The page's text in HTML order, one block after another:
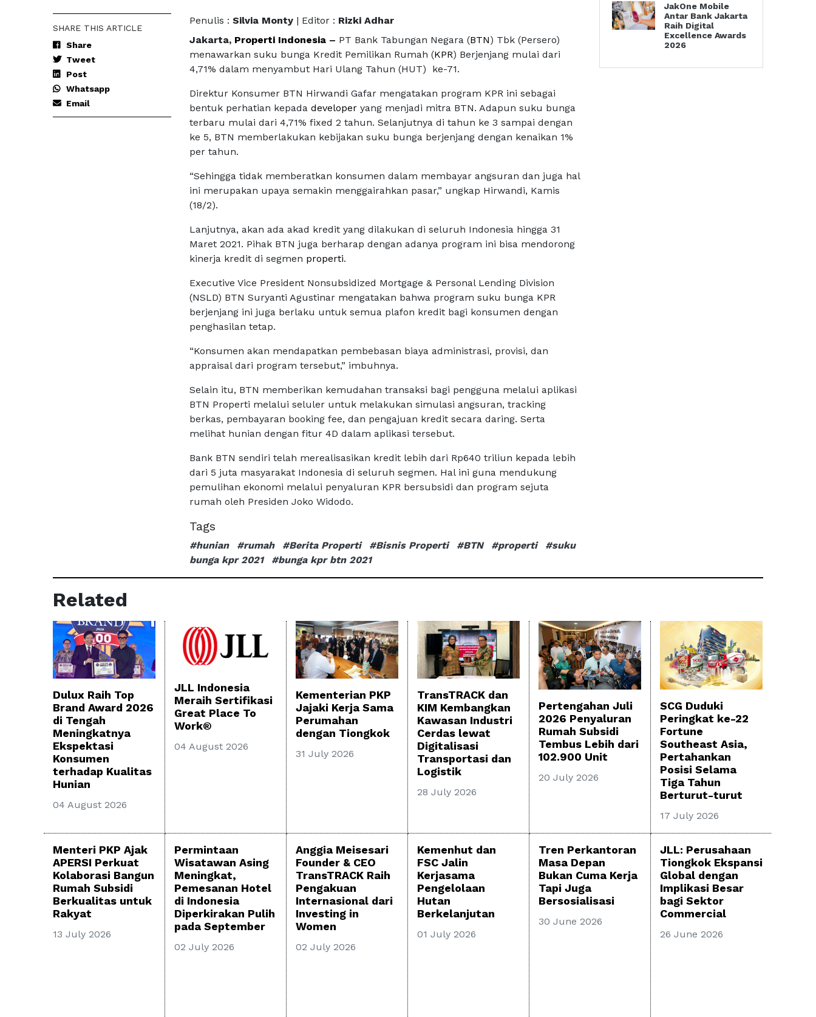
SHARE THIS ARTICLE
Share
Tweet
Post
Whatsapp
Email
Penulis : Silvia Monty | Editor : Rizki Adhar
Jakarta, Properti Indonesia – PT Bank Tabungan Negara (BTN) Tbk (Persero)
menawarkan suku bunga Kredit Pemilikan Rumah (KPR) Berjenjang mulai dari
4,71% dalam menyambut Hari Ulang Tahun (HUT) ke-71.
Direktur Konsumer BTN Hirwandi Gafar mengatakan program KPR ini sebagai
bentuk perhatian kepada developer yang menjadi mitra BTN. Adapun suku bunga
terbaru mulai dari 4,71% fixed 2 tahun. Selanjutnya di tahun ke 3 sampai dengan
ke 5, BTN memberlakukan kebijakan suku bunga berjenjang dengan kenaikan 1%
per tahun.
“Sehingga tidak memberatkan konsumen dalam membayar angsuran dan juga hal
ini merupakan upaya semakin menggairahkan pasar,” ungkap Hirwandi, Kamis
(18/2).
Lanjutnya, akan ada akad kredit yang dilakukan di seluruh Indonesia hingga 31
Maret 2021. Pihak BTN juga berharap dengan adanya program ini bisa mendorong
kinerja kredit di segmen properti.
Executive Vice President Nonsubsidized Mortgage & Personal Lending Division
(NSLD) BTN Suryanti Agustinar mengatakan bahwa program suku bunga KPR
berjenjang ini juga berlaku untuk semua plafon kredit bagi konsumen dengan
penghasilan tetap.
“Konsumen akan mendapatkan pembebasan biaya administrasi, provisi, dan
appraisal dari program tersebut,” imbuhnya.
Selain itu, BTN memberikan kemudahan transaksi bagi pengguna melalui aplikasi
BTN Properti melalui seluler untuk melakukan simulasi angsuran, tracking
berkas, pembayaran booking fee, dan pengajuan kredit secara daring. Serta
melihat hunian dengan fitur 4D dalam aplikasi tersebut.
Bank BTN sendiri telah merealisasikan kredit lebih dari Rp640 triliun kepada lebih
dari 5 juta masyarakat Indonesia di seluruh segmen. Hal ini guna mendukung
pemulihan ekonomi melalui penyaluran KPR bersubsidi dan program sejuta
rumah oleh Presiden Joko Widodo.
Tags
#hunian #rumah #Berita Properti #Bisnis Properti #BTN #properti
#suku
bunga kpr 2021
#bunga kpr btn 2021
JakOne Mobile
Antar Bank Jakarta
Raih Digital
Excellence Awards
2026
Related
Dulux Raih Top
Brand Award 2026
di Tengah
Meningkatnya
Ekspektasi
Konsumen
terhadap Kualitas
Hunian
04 August 2026
JLL Indonesia
Meraih Sertifikasi
Great Place To
Work®
04 August 2026
Kementerian PKP
Jajaki Kerja Sama
Perumahan
dengan Tiongkok
31 July 2026
TransTRACK dan
KIM Kembangkan
Kawasan Industri
Cerdas lewat
Digitalisasi
Transportasi dan
Logistik
28 July 2026
Pertengahan Juli
2026 Penyaluran
Rumah Subsidi
Tembus Lebih dari
102.900 Unit
20 July 2026
SCG Duduki
Peringkat ke-22
Fortune
Southeast Asia,
Pertahankan
Posisi Selama
Tiga Tahun
Berturut-turut
17 July 2026
Menteri PKP Ajak
APERSI Perkuat
Kolaborasi Bangun
Rumah Subsidi
Berkualitas untuk
Rakyat
13 July 2026
Permintaan
Wisatawan Asing
Meningkat,
Pemesanan Hotel
di Indonesia
Diperkirakan Pulih
pada September
02 July 2026
Anggia Meisesari
Founder & CEO
TransTRACK Raih
Pengakuan
Internasional dari
Investing in
Women
02 July 2026
Kemenhut dan
FSC Jalin
Kerjasama
Pengelolaan
Hutan
Berkelanjutan
01 July 2026
Tren Perkantoran
Masa Depan
Bukan Cuma Kerja
Tapi Juga
Bersosialisasi
30 June 2026
JLL: Perusahaan
Tiongkok Ekspansi
Global dengan
Implikasi Besar
bagi Sektor
Commercial
26 June 2026